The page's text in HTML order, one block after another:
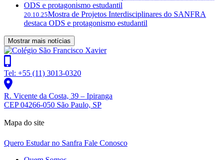
20.10.25Mostra de Projetos Interdisciplinares do SANFRA
destaca ODS e protagonismo estudantil
Mostrar mais notícias
Tel: +55 (11) 3013-0320
R. Vicente da Costa, 39 – Ipiranga
CEP 04266-050 São Paulo, SP
Mapa do site
Quero Estudar no Sanfra Fale Conosco